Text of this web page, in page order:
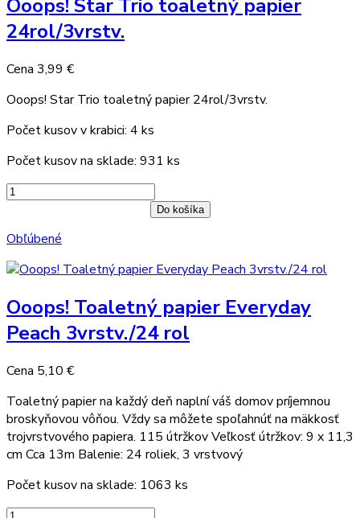
Ooops! Star Trio toaletný papier
24rol/3vrstv.
Cena 3,99 €
Ooops! Star Trio toaletný papier 24rol/3vrstv.
Počet kusov v krabici: 4 ks
Počet kusov na sklade: 931 ks
Do košíka
Obľúbené
Ooops! Toaletný papier Everyday
Peach 3vrstv./24 rol
Cena 5,10 €
Toaletný papier na každý deň naplní váš domov príjemnou
broskyňovou vôňou. Vždy sa môžete spoľahnúť na mäkkosť
trojvrstvového papiera. 115 útržkov Veľkosť útržkov: 9 x 11,3
cm Cca 13m Balenie: 24 roliek, 3 vrstvový
Počet kusov na sklade: 1063 ks